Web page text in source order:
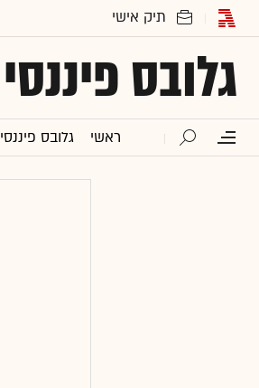
גלובס פיננסי
ראשי גלובס פיננסי